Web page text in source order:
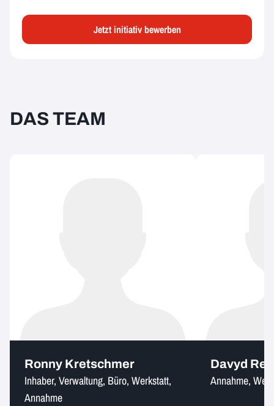
Jetzt initiativ bewerben
DAS TEAM
Ronny Kretschmer
Inhaber, Verwaltung, Büro, Werkstatt,
Annahme
Davyd
Annahme,